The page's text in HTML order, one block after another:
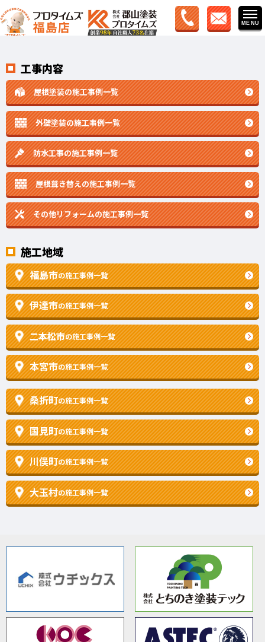
工事内容
屋根塗装の施工事例一覧
外壁塗装の施工事例一覧
防水工事の施工事例一覧
屋根葺き替えの施工事例一覧
その他リフォームの施工事例一覧
施工地域
福島市の施工事例一覧
伊達市の施工事例一覧
二本松市の施工事例一覧
本宮市の施工事例一覧
桑折町の施工事例一覧
国見町の施工事例一覧
川俣町の施工事例一覧
大玉村の施工事例一覧